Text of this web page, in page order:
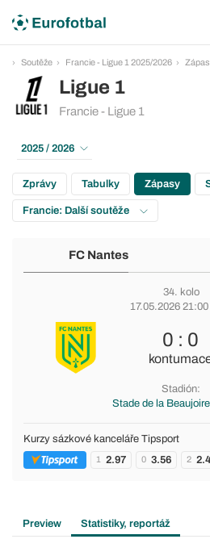
Soutěže Francie - Ligue 1 2025/2026
Ligue 1
Francie - Ligue 1
2025 / 2026
Zprávy Tabulky Zápasy
Francie: Další soutěže
FC Nantes
34. kolo
17.05.2026
0 : 0
Stadión:
Stade de la
Kurzy sázkové kanceláře Tipsport
1 2.97 0 3.56 2
Preview Statistiky, reportáž